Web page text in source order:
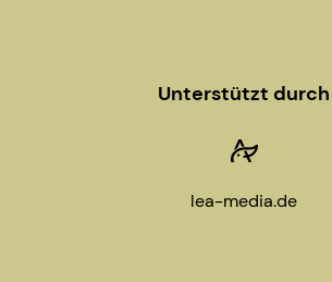
Unterstützt durch
lea-media.de